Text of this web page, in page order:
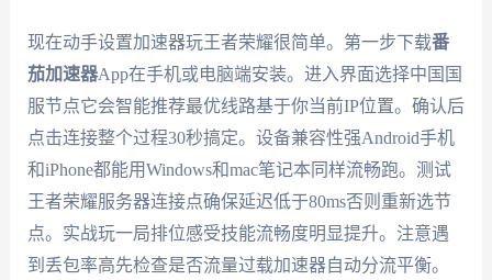
现在动手设置加速器玩王者荣耀很简单。第一步下载番
茄加速器App在手机或电脑端安装。进入界面选择中国国
服节点它会智能推荐最优线路基于你当前IP位置。确认后
点击连接整个过程30秒搞定。设备兼容性强Android手机
和iPhone都能用Windows和mac笔记本同样流畅跑。测试
王者荣耀服务器连接点确保延迟低于80ms否则重新选节
点。实战玩一局排位感受技能流畅度明显提升。注意遇
到丢包率高先检查是否流量过载加速器自动分流平衡。